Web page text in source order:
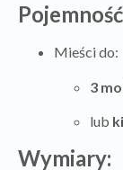
Mieści do:
3
lub
Wymiary: